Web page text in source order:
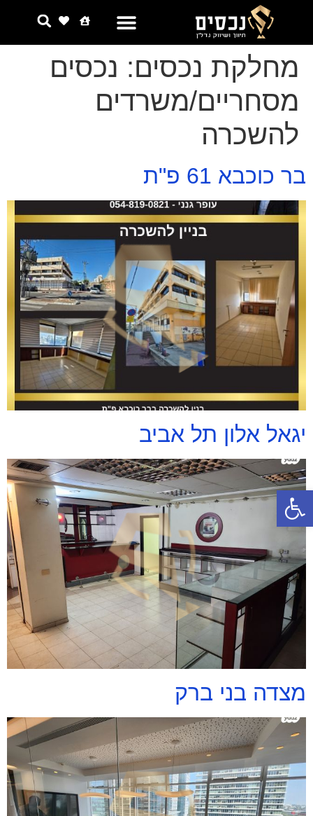
פתח סרגל נגישות
מחלקת נכסים: נכסים
מסחריים/משרדים
להשכרה
בר כוכבא 61 פ"ת
יגאל אלון תל אביב
מצדה בני ברק